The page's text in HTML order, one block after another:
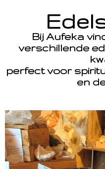
Bij Aufeka
verschillende
perfect voor
en